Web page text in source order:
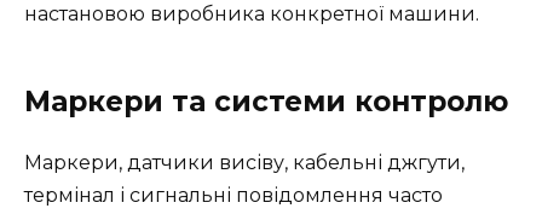
настановою виробника конкретної машини.
Маркери та системи контролю
Маркери, датчики висіву, кабельні джгути,
термінал і сигнальні повідомлення часто